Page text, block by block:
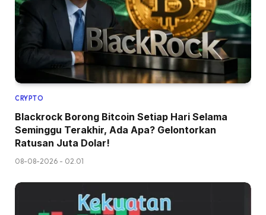
CRYPTO
Blackrock Borong Bitcoin Setiap Hari Selama
Seminggu Terakhir, Ada Apa? Gelontorkan
Ratusan Juta Dolar!
08-08-2026 - 02.01